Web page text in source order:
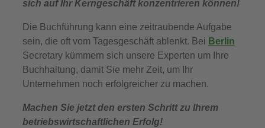
sich auf Ihr Kerngeschäft konzentrieren können!
Die Buchführung kann eine zeitraubende Aufgabe
sein, die oft vom Tagesgeschäft ablenkt. Bei Berlin
Secretary kümmern sich unsere Experten um Ihre
Buchhaltung, damit Sie mehr Zeit, um Ihr
Unternehmen noch erfolgreicher zu machen.
Machen Sie jetzt den ersten Schritt zu Ihrem
betriebswirtschaftlichen Erfolg!